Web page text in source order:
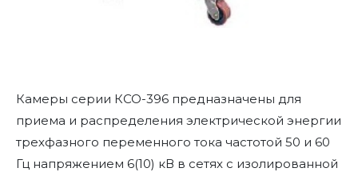
Камеры серии КСО-396 предназначены для
приема и распределения электрической энергии
трехфазного переменного тока частотой 50 и 60
Гц напряжением 6(10) кВ в сетях с изолированной